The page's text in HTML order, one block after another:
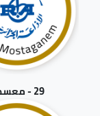
29 - معسكر